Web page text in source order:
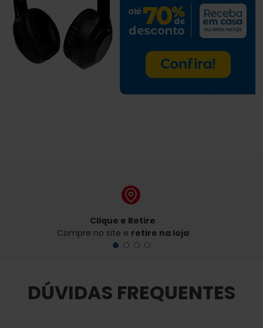
Clique e Retire
Compre no site e retire na loja
DÚVIDAS FREQUENTES